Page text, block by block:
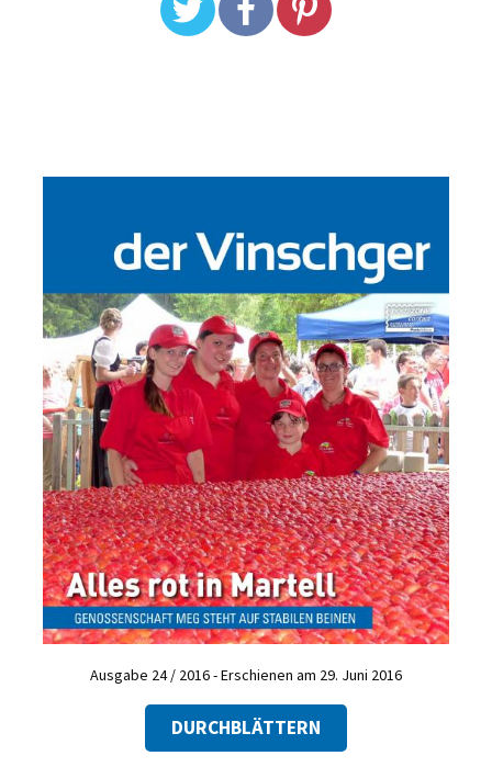
Ausgabe 24 / 2016 - Erschienen am 29. Juni 2016
DURCHBLÄTTERN